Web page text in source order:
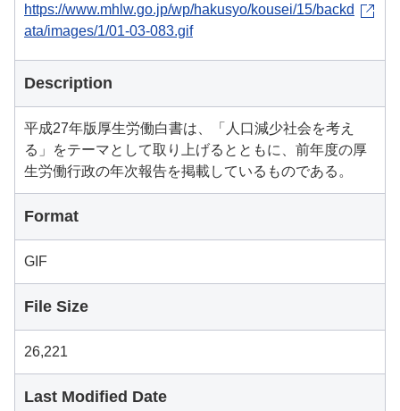
https://www.mhlw.go.jp/wp/hakusyo/kousei/15/backd
ata/images/1/01-03-083.gif
Description
平成27年版厚生労働白書は、「人口減少社会を考え
る」をテーマとして取り上げるとともに、前年度の厚
生労働行政の年次報告を掲載しているものである。
Format
GIF
File Size
26,221
Last Modified Date